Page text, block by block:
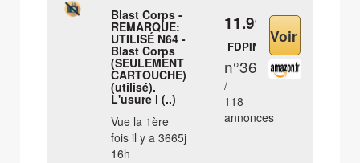
Blast Corps -
REMARQUE:
UTILISÉ N64 -
Blast Corps
(SEULEMENT
CARTOUCHE)
(utilisé).
L'usure l (..)
Vue la 1ère
fois il y a 3665j
16h
11.99 €
FDPIN
n°36
/
118
annonces